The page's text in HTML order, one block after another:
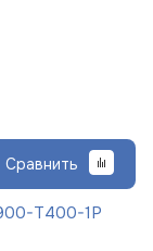
Сравнить
Т400-1Р